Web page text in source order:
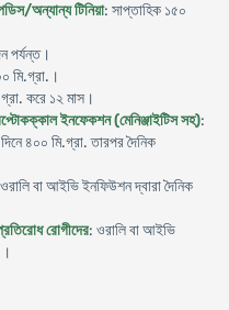
অন্যান্য টিনিয়া: সাপ্তাহিক ১৫০
পর্যন্ত।
মি.গ্রা.।
করে ১২ মাস।
ইনফেকশন (মেনিঞ্জাইটিস সহ):
৪০০ মি.গ্রা. তারপর দৈনিক
বা আইভি ইনফিউশন দ্বারা দৈনিক
রোগীদের: ওরালি বা আইভি